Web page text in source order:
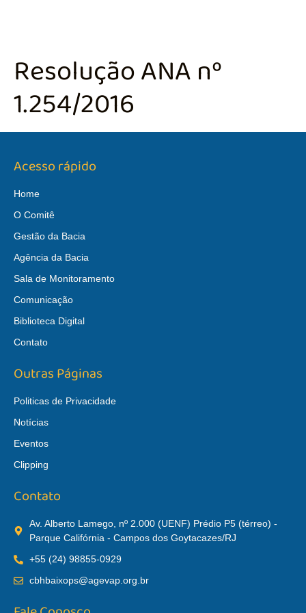
Resolução ANA nº
1.254/2016
Acesso rápido
Home
O Comitê
Gestão da Bacia
Agência da Bacia
Sala de Monitoramento
Comunicação
Biblioteca Digital
Contato
Outras Páginas
Politicas de Privacidade
Notícias
Eventos
Clipping
Contato
Av. Alberto Lamego, nº 2.000 (UENF) Prédio P5 (térreo) -
Parque Califórnia - Campos dos Goytacazes/RJ
+55 (24) 98855-0929
cbhbaixops@agevap.org.br